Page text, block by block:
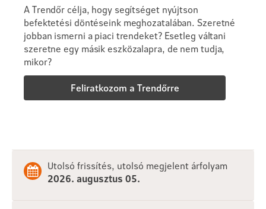
A Trendőr célja, hogy segítséget nyújtson
befektetési döntéseink meghozatalában. Szeretné
jobban ismerni a piaci trendeket? Esetleg váltani
szeretne egy másik eszközalapra, de nem tudja,
mikor?
Feliratkozom a Trendőrre
Utolsó frissítés, utolsó megjelent árfolyam
2026. augusztus 05.